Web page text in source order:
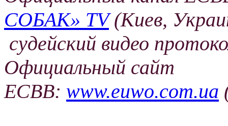
СОБАК» TV(Киев,
судейский видео
Официальный сайт
ЕСВВ: www.euwo.com.ua